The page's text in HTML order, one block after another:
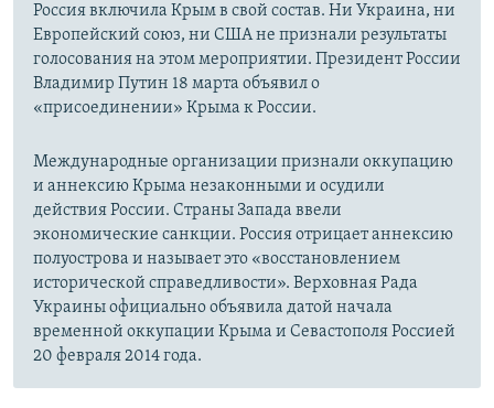
Россия включила Крым в свой состав. Ни Украина, ни
Европейский союз, ни США не признали результаты
голосования на этом мероприятии. Президент России
Владимир Путин 18 марта объявил о
«присоединении» Крыма к России.
Международные организации признали оккупацию
и аннексию Крыма незаконными и осудили
действия России. Страны Запада ввели
экономические санкции. Россия отрицает аннексию
полуострова и называет это «восстановлением
исторической справедливости». Верховная Рада
Украины официально объявила датой начала
временной оккупации Крыма и Севастополя Россией
20 февраля 2014 года.